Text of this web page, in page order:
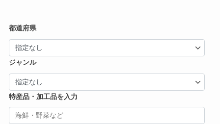
都道府県
ジャンル
特産品・加工品を入力